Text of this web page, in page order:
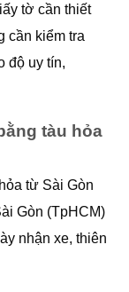
tờ cần thiết
cần kiểm tra
độ uy tín,
tàu hỏa
từ Sài Gòn
Gòn (TpHCM)
nhận xe, thiên